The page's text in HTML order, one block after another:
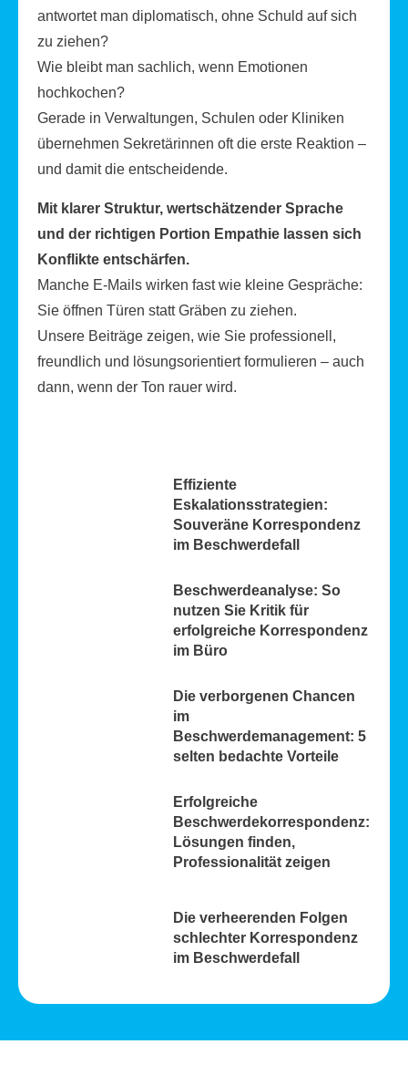
antwortet man diplomatisch, ohne Schuld auf sich
zu ziehen?
Wie bleibt man sachlich, wenn Emotionen
hochkochen?
Gerade in Verwaltungen, Schulen oder Kliniken
übernehmen Sekretärinnen oft die erste Reaktion –
und damit die entscheidende.
Mit klarer Struktur, wertschätzender Sprache
und der richtigen Portion Empathie lassen sich
Konflikte entschärfen.
Manche E-Mails wirken fast wie kleine Gespräche:
Sie öffnen Türen statt Gräben zu ziehen.
Unsere Beiträge zeigen, wie Sie professionell,
freundlich und lösungsorientiert formulieren – auch
dann, wenn der Ton rauer wird.
Effiziente
Eskalationsstrategien:
Souveräne Korrespondenz
im Beschwerdefall
Beschwerdeanalyse: So
nutzen Sie Kritik für
erfolgreiche Korrespondenz
im Büro
Die verborgenen Chancen
im
Beschwerdemanagement: 5
selten bedachte Vorteile
Erfolgreiche
Beschwerdekorrespondenz:
Lösungen finden,
Professionalität zeigen
Die verheerenden Folgen
schlechter Korrespondenz
im Beschwerdefall